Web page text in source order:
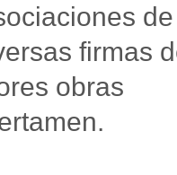
de
firmas
obras